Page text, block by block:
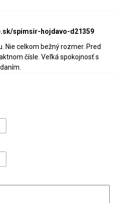
spimsir-hojdavo-d21359
Nie celkom bežný rozmer. Pred
čísle. Veľká spokojnosť s